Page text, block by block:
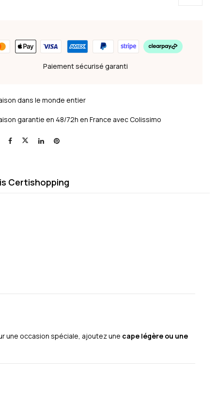
Paiement sécurisé garanti
dans le monde entier
garantie en 48/72h en France avec Colissimo
Certishopping
une occasion spéciale, ajoutez une cape légère ou une